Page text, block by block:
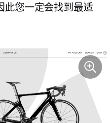
此您一定会找到最适